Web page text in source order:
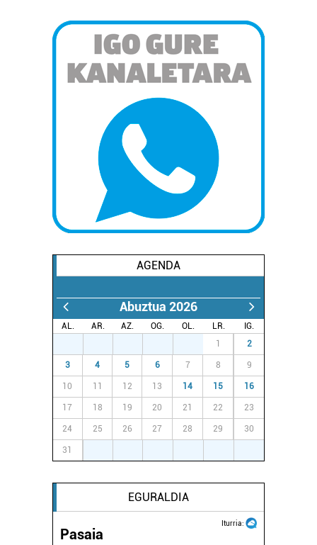
AGENDA
Abuztua 2026
AL. AR. AZ. OG. OL. LR.
IG.
1 2
3 4 5 6 7 8 9
10 11 12 13 14 15 16
17 18 19 20 21 22 23
24 25 26 27 28 29 30
31
EGURALDIA
Iturria:
Pasaia